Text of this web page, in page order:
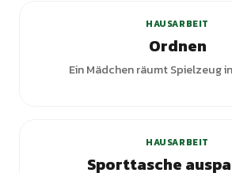
HAUSARBEIT
Ordnen
Ein Mädchen räumt Spielzeug
HAUSARBEIT
Sporttasche